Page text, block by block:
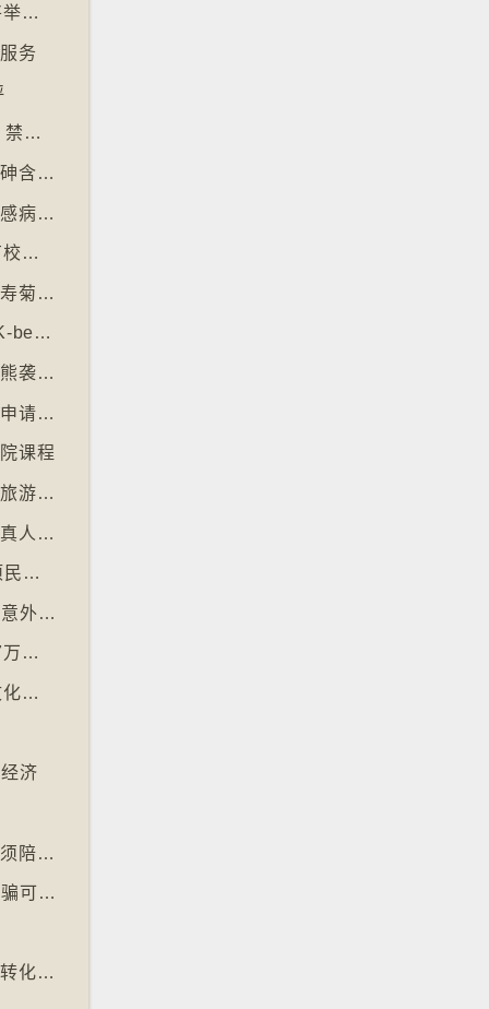
【十万八千里】英国30多个五音不全合唱团将举行十周年志庆
务
【十万八千里】米兰禁用街头自助入住锁匙箱 禁自助入住民宿
【十万八千里】阿根廷北部水源受火山源污染砷含量超标
【十万八千里】南极海豹及澳洲象海豹染禽流感病毒恐扩散
【十万八千里】韩国六所顶尖大学拒收45名有校园暴力纪录者入学
【十万八千里】墨西哥亡灵节「亡灵之花」万寿菊失收
【十万八千里】各国生产韩式美容产品 引发“K-beauty”定义讨论
【十万八千里】日本允许「紧急枪猎」应对棕熊袭击人类事件急增
【十万八千里】土耳其撒回「保护传统特产」申请德国烤肉多样性获保护
课程
【十万八千里】巴黎芝士博物馆开幕引发美食旅游热潮
【十万八千里】加州生物学家播放电影剪辑和真人声音驱狼
【十万八千里】⁠微软成立50周年全球仍有多项民生系统沿用旧视窗系统
【十万八千里】⁠芬兰赫尔辛基过去一年零交通意外致死个案
【十万八千里】世卫报告估计全球每年超过87万死亡个案与孤独病有关
【十万八千里】「食鬼」电子游戏45周年的文化现象
济
【十万八千里】澳洲首都领地拟规定狗主每日须陪狗只三小时
【十万八千里】⁠新加坡新法如警方确信有人被骗可冻结其户口
【十万八千里】化学家发现大肠杆菌能将塑胶转化为止痛药